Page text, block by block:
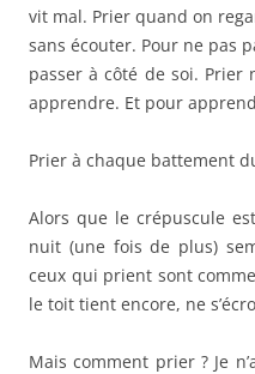
vit mal. Prier quand on
sans écouter. Pour ne pas
passer à côté de soi.
apprendre. Et pour
Prier à chaque battement
Alors que le crépuscule
nuit (une fois de plus)
ceux qui prient sont
le toit tient encore, ne
Mais comment prier ? Je